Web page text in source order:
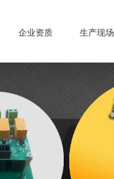
企业资质 生产现场